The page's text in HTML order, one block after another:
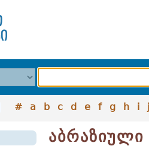
# a b c d e f g h i j
აბრაზიული